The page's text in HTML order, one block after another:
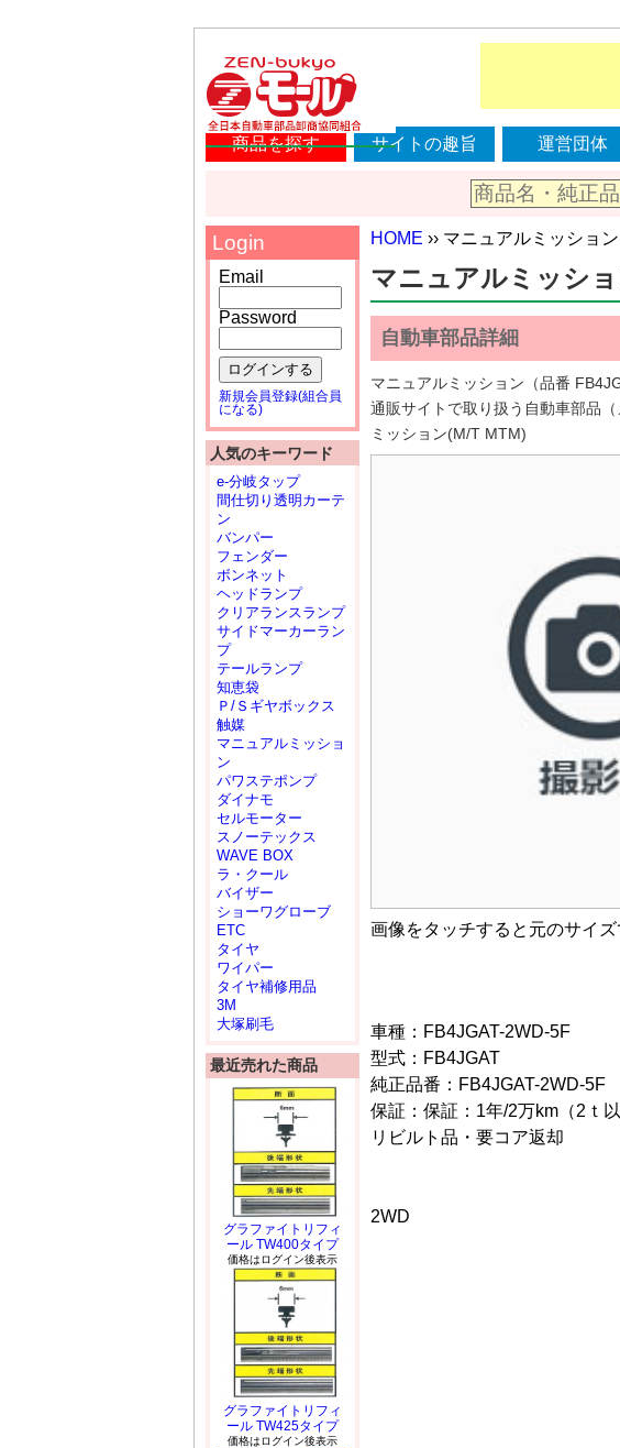
商品を探す サイトの趣旨 運営団体
HOME ›› マニュアルミッショ
マニュアルミッシ
自動車部品詳細
マニュアルミッション（品番
通販サイトで取り扱う自動車部品
ミッション(M/T MTM)
画像をタッチすると元のサイ
車種：FB4JGAT-2WD-5F
型式：FB4JGAT
純正品番：FB4JGAT-2WD-5F
保証：保証：1年/2万km（2ｔ
リビルト品・要コア返却
2WD
Login
Email
Password
ログインする
新規会員登録(組合員
になる)
人気のキーワード
e-分岐タップ
間仕切り透明カーテ
ン
バンパー
フェンダー
ボンネット
ヘッドランプ
クリアランスランプ
サイドマーカーラン
プ
テールランプ
知恵袋
Ｐ/Ｓギヤボックス
触媒
マニュアルミッショ
ン
パワステポンプ
ダイナモ
セルモーター
スノーテックス
WAVE BOX
ラ・クール
バイザー
ショーワグローブ
ETC
タイヤ
ワイパー
タイヤ補修用品
3M
大塚刷毛
最近売れた商品
グラファイトリフィ
ール TW400タイプ
価格はログイン後表示
グラファイトリフィ
ール TW425タイプ
価格はログイン後表示